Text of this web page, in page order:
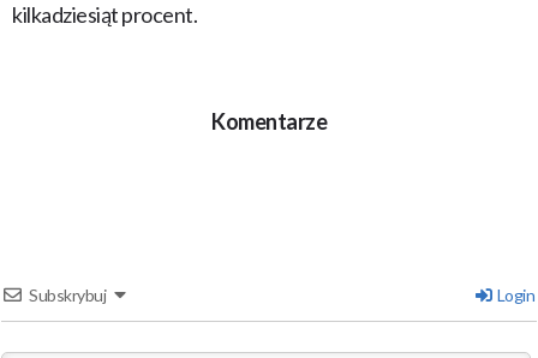
kilkadziesiąt procent.
Komentarze
Subskrybuj Login